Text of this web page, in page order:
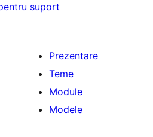
suport
Prezentare
Teme
Module
Modele